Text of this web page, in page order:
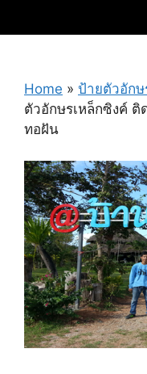
Home » ป้ายตัวอักษ
ตัวอักษรเหล็กซิงค์
ทอฝัน